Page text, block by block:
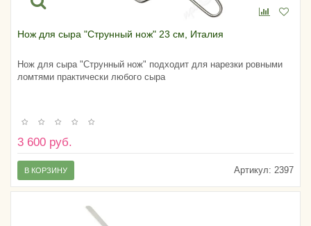
Нож для сыра "Струнный нож" 23 см, Италия
Нож для сыра "Струнный нож" подходит для нарезки ровными
ломтями практически любого сыра
3 600 руб.
Артикул: 2397
В КОРЗИНУ